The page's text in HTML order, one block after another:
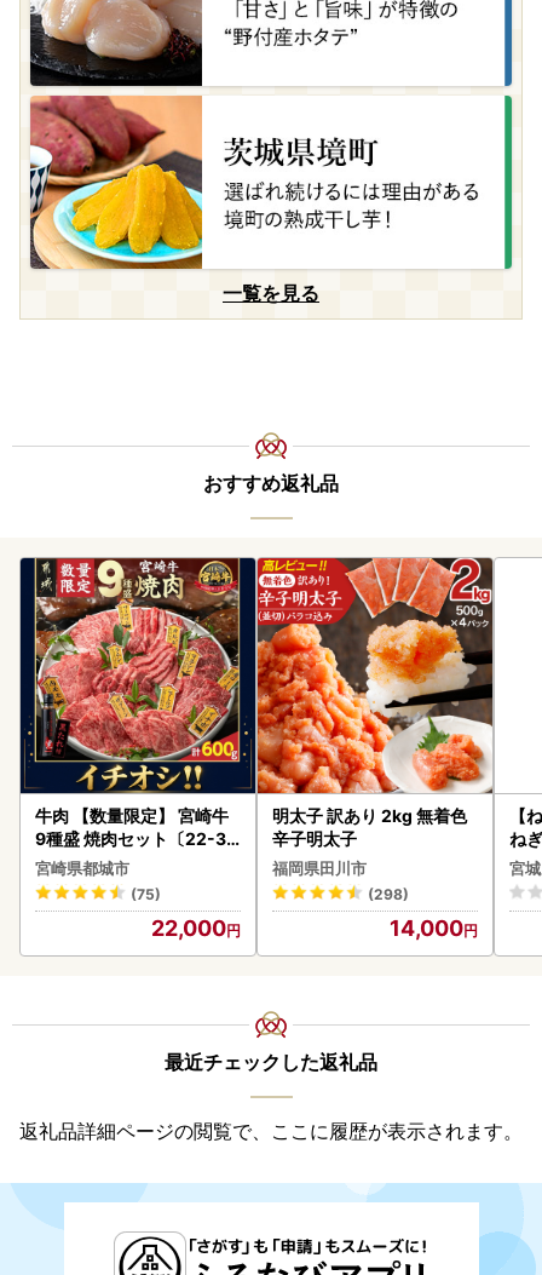
一覧を見る
おすすめ返礼品
牛肉 【数量限定】 宮崎牛
9種盛 焼肉セット〔22-31
-006-600g〕都城 イチオ
シ!! 牛肉
宮崎県都城市
(75)
22,000
明太子 訳あり 2kg 無着色
辛子明太子
福岡県田川市
(298)
14,000
【
ね
宮
最近チェックした返礼品
返礼品詳細ページの閲覧で、ここに履歴が表示されます。